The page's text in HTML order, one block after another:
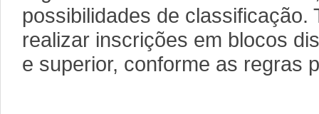
possibilidades de classificação.
realizar inscrições em blocos
e superior, conforme as regras